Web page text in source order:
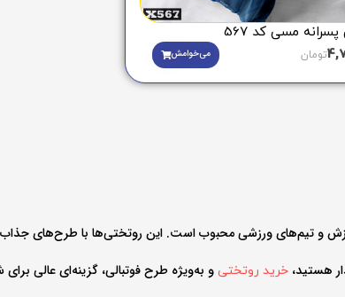
مسی کد 567
تومان می‌خوامش
و تیم‌های ورزشی محبوب است. این روتختی‌ها با طرح‌های جذاب
هستید، خرید روتختی و به‌ویژه طرح فوتبالی، گزینه‌ای عالی